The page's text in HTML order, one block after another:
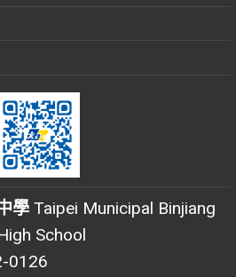
學 Taipei Municipal Binjiang
School